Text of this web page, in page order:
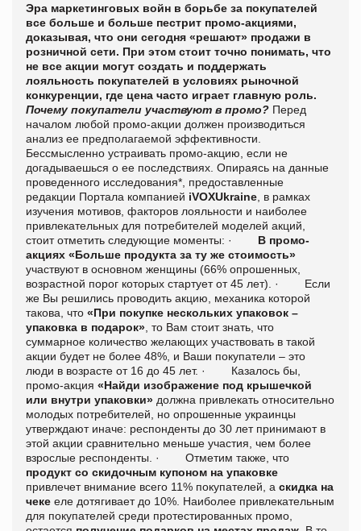
Эра маркетинговых войн в борьбе за покупателей
все больше и больше пестрит промо-акциями,
доказывая, что они сегодня «решают» продажи в
розничной сети. При этом стоит точно понимать, что
не все акции могут создать и поддержать
лояльность покупателей в условиях рыночной
конкуренции, где цена часто играет главную роль.
Почему покупатели участвуют в промо? Перед
началом любой промо-акции должен производиться
анализ ее предполагаемой эффективности.
Бессмысленно устраивать промо-акцию, если не
догадываешься о ее последствиях. Опираясь на данные
проведенного исследования*, предоставленные
редакции Портала компанией iVOXUkraine , в рамках
изучения мотивов, факторов лояльности и наиболее
привлекательных для потребителей моделей акций,
стоит отметить следующие моменты: · В промо-
акциях «Больше продукта за ту же стоимость»
участвуют в основном женщины (66% опрошенных,
возрастной порог которых стартует от 45 лет).
· Если
же Вы решились проводить акцию, механика которой
такова, что «При покупке нескольких упаковок –
упаковка в подарок» , то Вам стоит знать, что
суммарное количество желающих участвовать в такой
акции будет не более 48%, и Ваши покупатели – это
люди в возрасте от 16 до 45 лет. · Казалось бы,
промо-акция «Найди изображение под крышечкой
или внутри упаковки» должна привлекать относительно
молодых потребителей, но опрошенные украинцы
утверждают иначе: респонденты до 30 лет принимают в
этой акции сравнительно меньше участия, чем более
взрослые респонденты.
· Отметим также, что
продукт со скидочным купоном на упаковке
привлечет внимание всего 11% покупателей, а скидка на
чеке еле дотягивает до 10%. Наиболее привлекательным
для покупателей среди протестированных промо,